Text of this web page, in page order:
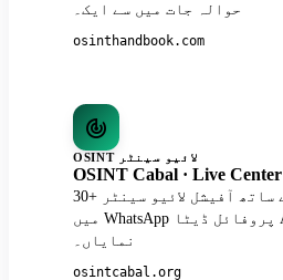
حوالہ جات میں سے ایک۔
osinthandbook.com
OSINT لائیو سینٹر
OSINT Cabal · Live Center
30+ کیوریٹڈ ٹولز کے ساتھ آفیشل لائیو سینٹر
میں WhatsApp پروفائل ڈیٹا API کے بطور
نمایاں۔
osintcabal.org